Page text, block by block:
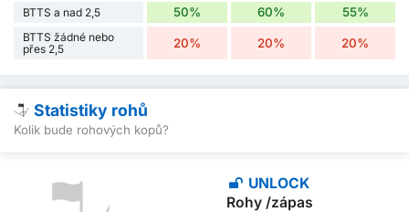
BTTS a nad 2,5 50% 60% 55%
BTTS žádné nebo
přes 2,5
20% 20% 20%
Statistiky rohů
Kolik bude rohových kopů?
UNLOCK
Rohy /zápas